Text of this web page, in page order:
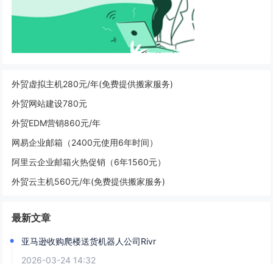
外贸虚拟主机280元/年(免费提供搬家服务)
外贸网站建设780元
外贸EDM营销860元/年
网易企业邮箱（2400元使用6年时间）
阿里云企业邮箱火热促销（6年1560元）
外贸云主机560元/年(免费提供搬家服务)
最新文章
亚马逊收购爬楼送货机器人公司Rivr
2026-03-24 14:32